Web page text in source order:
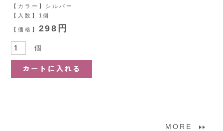
【カラー】シルバー
【入数】1個
【価格】 298円
個
MORE